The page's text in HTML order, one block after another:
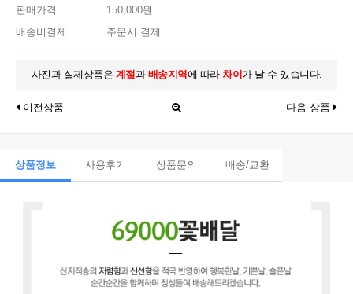
판매가격
150,000원
배송비결제
주문시 결제
사진과 실제상품은 계절과 배송지역에 따라 차이 가 날 수 있습니다.
이전상품 다음 상품
상품정보 사용후기 상품문의 배송/교환